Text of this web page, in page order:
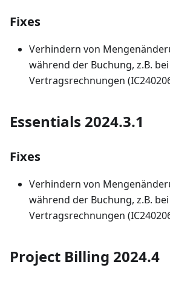
Fixes
Verhindern von
während der Buchung, z.B. bei
Vertragsrechnungen
Essentials 2024.3.1
Fixes
Verhindern von
während der Buchung, z.B. bei
Vertragsrechnungen
Project Billing 2024.4